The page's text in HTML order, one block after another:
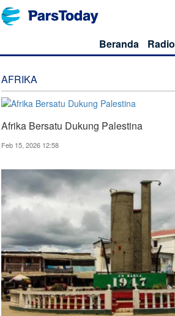
Beranda Radio
AFRIKA
Afrika Bersatu Dukung Palestina
Feb 15, 2026 12:58